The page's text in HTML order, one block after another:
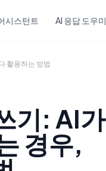
시스턴트 AI 응답 도우미
활용하는 방법
기: AI가
경우,